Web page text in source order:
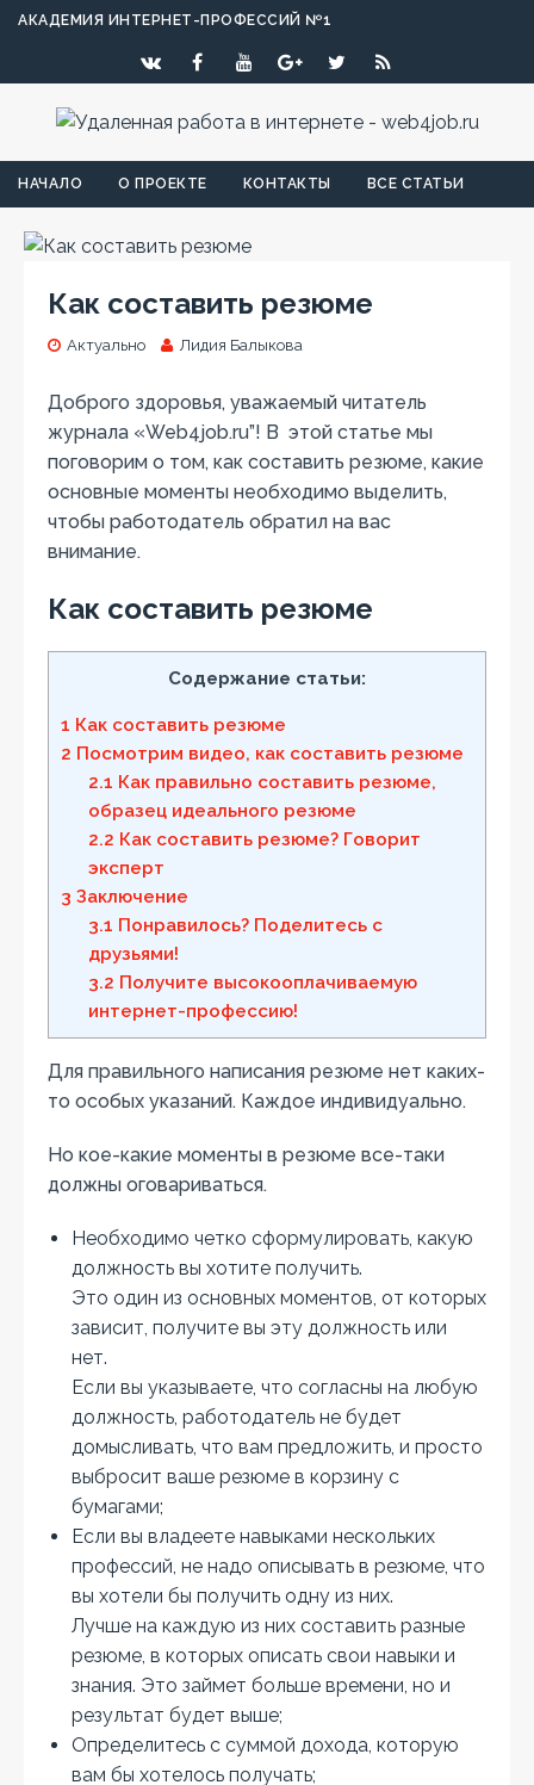
АКАДЕМИЯ ИНТЕРНЕТ-ПРОФЕССИЙ №1
НАЧАЛО О ПРОЕКТЕ КОНТАКТЫ ВСЕ СТАТЬИ
Как составить резюме
Актуально Лидия Балыкова
Доброго здоровья, уважаемый читатель
журнала «Web4job.ru”! В этой статье мы
поговорим о том, как составить резюме, какие
основные моменты необходимо выделить,
чтобы работодатель обратил на вас
внимание.
Как составить резюме
Содержание статьи:
1 Как составить резюме
2 Посмотрим видео, как составить резюме
2.1 Как правильно составить резюме,
образец идеального резюме
2.2 Как составить резюме? Говорит
эксперт
3 Заключение
3.1 Понравилось? Поделитесь с
друзьями!
3.2 Получите высокооплачиваемую
интернет-профессию!
Для правильного написания резюме нет каких-
то особых указаний. Каждое индивидуально.
Но кое-какие моменты в резюме все-таки
должны оговариваться.
Необходимо четко сформулировать, какую
должность вы хотите получить.
Это один из основных моментов, от которых
зависит, получите вы эту должность или
нет.
Если вы указываете, что согласны на любую
должность, работодатель не будет
домысливать, что вам предложить, и просто
выбросит ваше резюме в корзину с
бумагами;
Если вы владеете навыками нескольких
профессий, не надо описывать в резюме, что
вы хотели бы получить одну из них.
Лучше на каждую из них составить разные
резюме, в которых описать свои навыки и
знания. Это займет больше времени, но и
результат будет выше;
Определитесь с суммой дохода, которую
вам бы хотелось получать;